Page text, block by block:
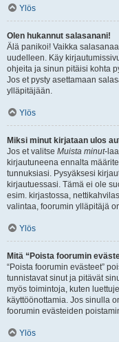
Ylös
Olen hukannut salasanani!
Älä panikoi! Vaikka
uudelleen. Käy
ohjeita ja sinun pitäisi kohta
Jos et pysty asettamaan
ylläpitäjään.
Ylös
Miksi minut kirjataan ulos
Jos et valitse Muista minut-
kirjautuneena ennalta
tunnuksiasi. Pysyäksesi
kirjautuessasi. Tämä ei ole
esim. kirjastossa,
valintaa, foorumin ylläpitäjä
Ylös
Mitä “Poista foorumin
“Poista foorumin evästeet”
tunnistavat sinut ja pitävät
myös toimintoja, kuten
käyttöönottamia. Jos sinulla
foorumin evästeiden
Ylös